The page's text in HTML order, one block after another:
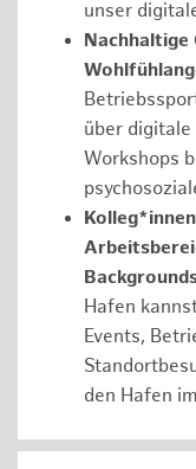
unser
Nachhaltige
über
Workshops
Hafen
Events,
den Hafen